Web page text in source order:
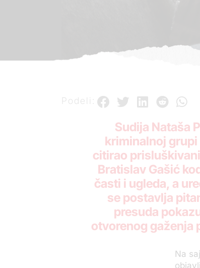
Podeli:
Sudija Nataša
kriminalnoj grupi
citirao
Bratislav Gašić
časti i ugleda, a
se postavlja
presuda
otvorenog gaženja
Na